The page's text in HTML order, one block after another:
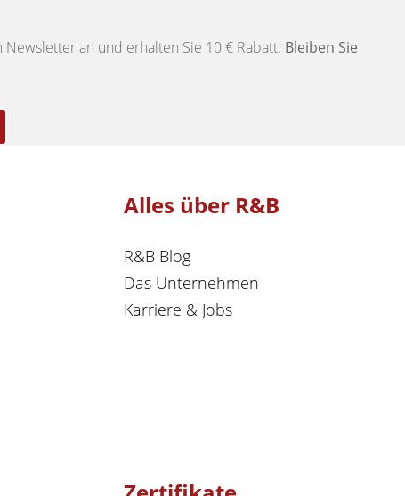
an und erhalten Sie 10 € Rabatt. Bleiben Sie
Alles über R&B
R&B Blog
Das Unternehmen
Karriere & Jobs